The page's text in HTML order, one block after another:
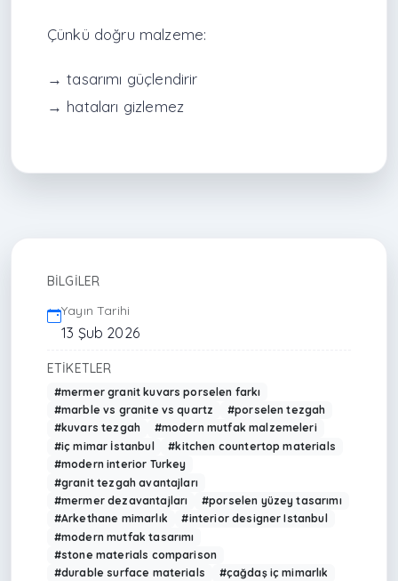
Çünkü doğru malzeme:
→ tasarımı güçlendirir
→ hataları gizlemez
BILGILER
Yayın Tarihi
13 Şub 2026
ETIKETLER
#mermer granit kuvars porselen farkı
#marble vs granite vs quartz
#porselen tezgah
#kuvars tezgah
#modern mutfak malzemeleri
#iç mimar İstanbul
#kitchen countertop materials
#modern interior Turkey
#granit tezgah avantajları
#mermer dezavantajları
#porselen yüzey tasarımı
#Arkethane mimarlık
#interior designer Istanbul
#modern mutfak tasarımı
#stone materials comparison
#durable surface materials
#çağdaş iç mimarlık